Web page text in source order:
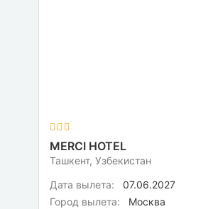
MERCI HOTEL
Ташкент, Узбекистан
Дата вылета:
07.06.2027
Город вылета:
Москва